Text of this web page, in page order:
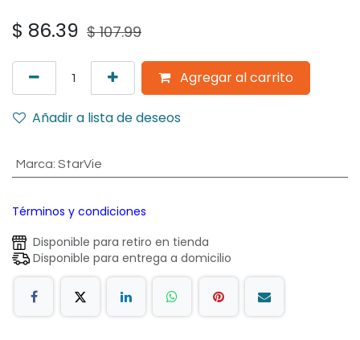
$ 86.39 $107.99
Agregar al carrito
Añadir a lista de deseos
Marca: StarVie
Términos y condiciones
Disponible para retiro en tienda
Disponible para entrega a domicilio